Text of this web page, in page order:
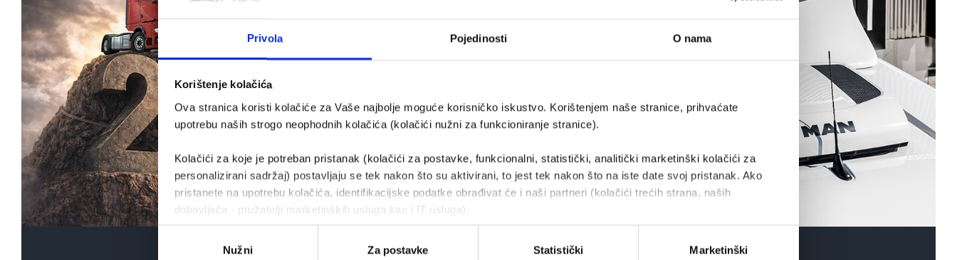
Privola Pojedinosti O nama
Korištenje kolačića
Ova stranica koristi kolačiće za Vaše najbolje moguće korisničko iskustvo. Korištenjem naše stranice, prihvaćate
upotrebu naših strogo neophodnih kolačića (kolačići nužni za funkcioniranje stranice).
Kolačići za koje je potreban pristanak (kolačići za postavke, funkcionalni, statistički, analitički marketinški kolačići za
personalizirani sadržaj) postavljaju se tek nakon što su aktivirani, to jest tek nakon što na iste date svoj pristanak. Ako
pristanete na upotrebu kolačića, identifikacijske podatke obrađivat će i naši partneri (kolačići trećih strana, naših
dobavljača - pružatelji marketinških usluga kao i IT usluga).
Nužni Za postavke Statistički Marketinški